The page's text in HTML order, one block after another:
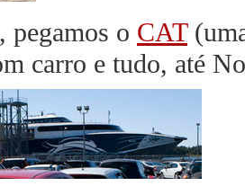
pegamos o CAT
carro e tudo, até